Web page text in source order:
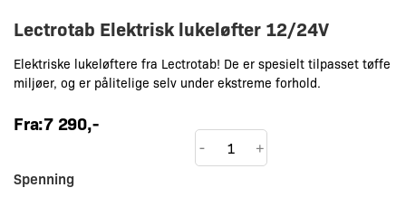
Lectrotab Elektrisk lukeløfter 12/24V
Elektriske lukeløftere fra Lectrotab! De er spesielt tilpasset tøffe
miljøer, og er pålitelige selv under ekstreme forhold.
Fra:7 290,-
Lectrotab
Elektrisk
- +
Spenning